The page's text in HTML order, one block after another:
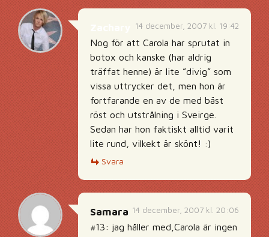
14 december, 2007 kl. 19:42
Nog för att Carola har sprutat in
botox och kanske (har aldrig
träffat henne) är lite ”divig” som
vissa uttrycker det, men hon är
fortfarande en av de med bäst
röst och utstrålning i Sveirge.
Sedan har hon faktiskt alltid varit
lite rund, vilkekt är skönt! :)
Svara
14 december, 2007 kl. 20:06
Samara
#13: jag håller med,Carola är ingen